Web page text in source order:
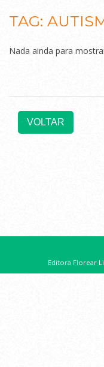
TAG:
Nada ainda para
Editora Florear